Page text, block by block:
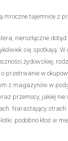
mroczne tajemnice z
nierozłączne dotąd
się spotkają.
żydowskiej,
przetrwanie w
z magazynów w
przemocy, jakiej
Narastający strach
podobno ktoś w